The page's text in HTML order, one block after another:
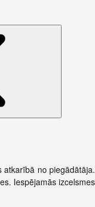
atkarībā no piegādātāja.
Iespējamās izcelsmes